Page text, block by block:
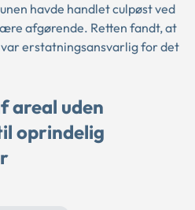
havde handlet culpøst ved
afgørende. Retten fandt, at
erstatningsansvarlig for det
areal uden
oprindelig